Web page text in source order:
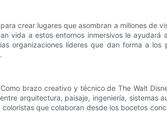
crear lugares que asombran a millones de
vida a estos entornos inmersivos le ayudará
organizaciones líderes que dan forma a
brazo creativo y técnico de The Walt
arquitectura, paisaje, ingeniería, sistemas
que colaboran desde los bocetos